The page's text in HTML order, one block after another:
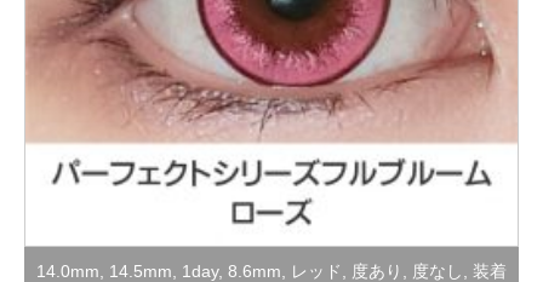
14.0mm 14.5mm 1day, 8.6mm レッド 度あり 度なし 装着